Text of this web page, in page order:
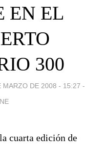
EN EL
300
MARZO DE 2008 - 15:27 -
cuarta edición de